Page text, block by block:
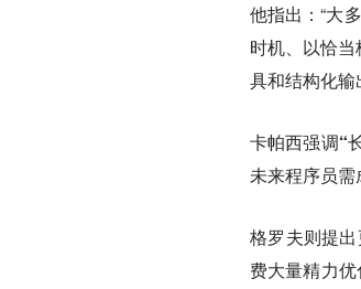
他指出：“大
时机、以恰
具和结构化输
卡帕西强调“
未来程序员需
格罗夫则提
费大量精力